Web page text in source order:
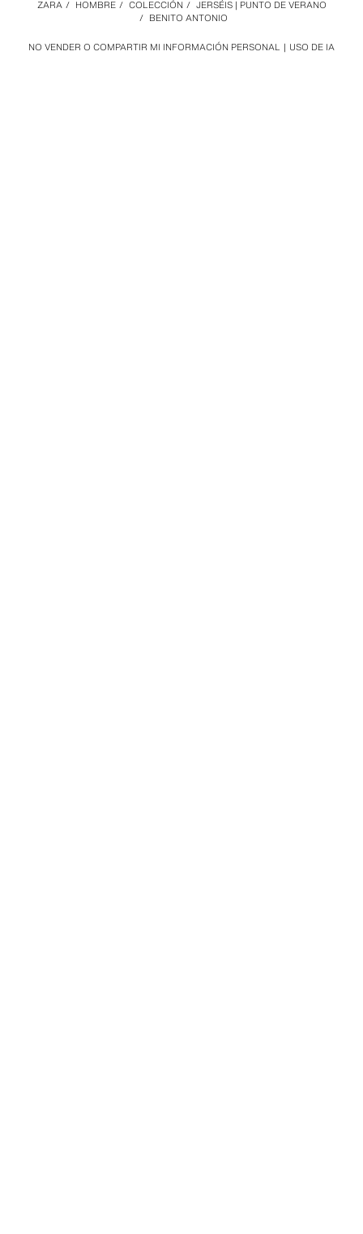
NO VENDER O COMPARTIR MI INFORMACIÓN PERSONAL USO DE IA
ZARA / HOMBRE / COLECCIÓN / JERSÉIS | PUNTO DE VERANO
/ BENITO ANTONIO